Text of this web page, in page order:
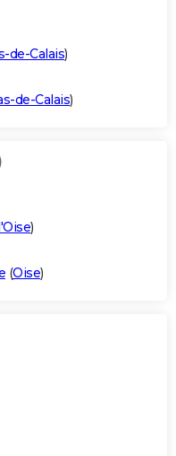
de-Calais)
de-Calais)
)
(Oise)